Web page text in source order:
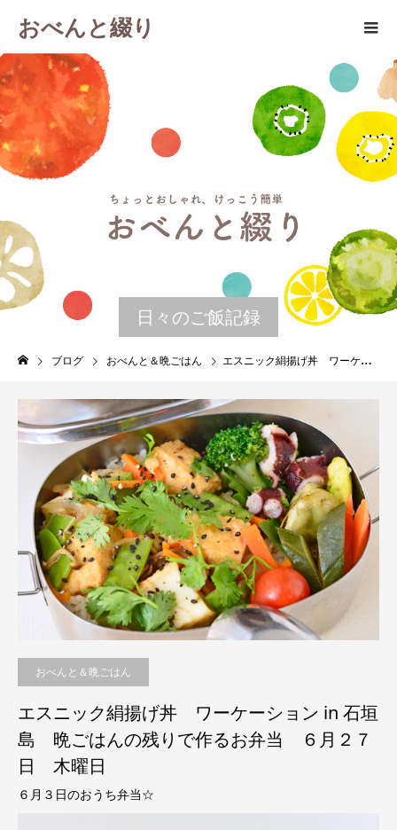
おべんと綴り
日々のご飯記録
ブログ おべんと＆晩ごはん エスニック絹揚げ丼 ワーケーション in 石垣島 晩ごはんの残りで作るお弁当 ６月２７日 木曜日
おべんと＆晩ごはん
エスニック絹揚げ丼 ワーケーション in 石垣
島 晩ごはんの残りで作るお弁当 ６月２７
日 木曜日
６月３日のおうち弁当☆